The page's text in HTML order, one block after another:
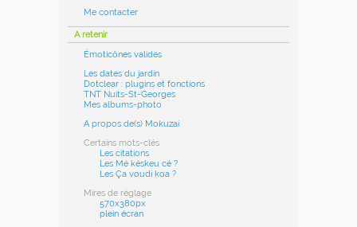
Me contacter
A retenir
Émoticônes valides
Les dates du jardin
Dotclear : plugins et fonctions
TNT Nuits-St-Georges
Mes albums-photo
A propos de(s) Mokuzai
Certains mots-clés
Les citations
Les Mé késkeu cé ?
Les Ça voudi koa ?
Mires de réglage
570x380px
plein écran